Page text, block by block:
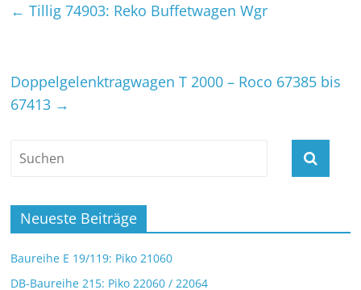
← Tillig 74903: Reko Buffetwagen Wgr
Doppelgelenktrag­wagen T 2000 – Roco 67385 bis
67413 →
Neueste Beiträge
Baureihe E 19/119: Piko 21060
DB-Baureihe 215: Piko 22060 / 22064